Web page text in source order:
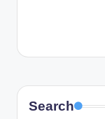
Search